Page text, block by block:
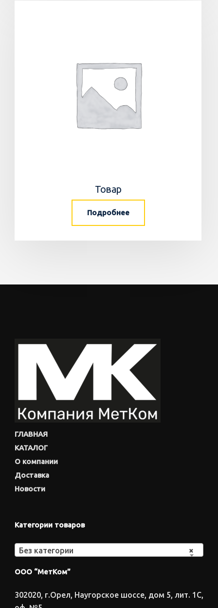
Товар
Подробнее
ГЛАВНАЯ
КАТАЛОГ
О компании
Доставка
Новости
Категории товаров
×
Без категории
ООО “МетКом”
302020, г.Орел, Наугорское шоссе, дом 5, лит. 1С,